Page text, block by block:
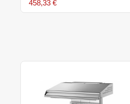
458,33 €